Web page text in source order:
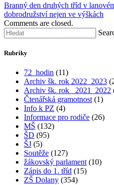
Branný den druhých tříd v
dobrodružství nejen ve výškách
Comments are closed.
Rubriky
72_hodin (11)
Archiv šk. rok 2022_2023
Archiv šk. rok_ 2021_2022
Čtenářská gramotnost (1)
Info k PZ (4)
Informace pro rodiče (26)
MŠ (132)
ŠD (95)
ŠJ (5)
Soutěže (127)
žákovský parlament (10)
Zápis do 1. tříd (15)
ZŠ Dolany (354)